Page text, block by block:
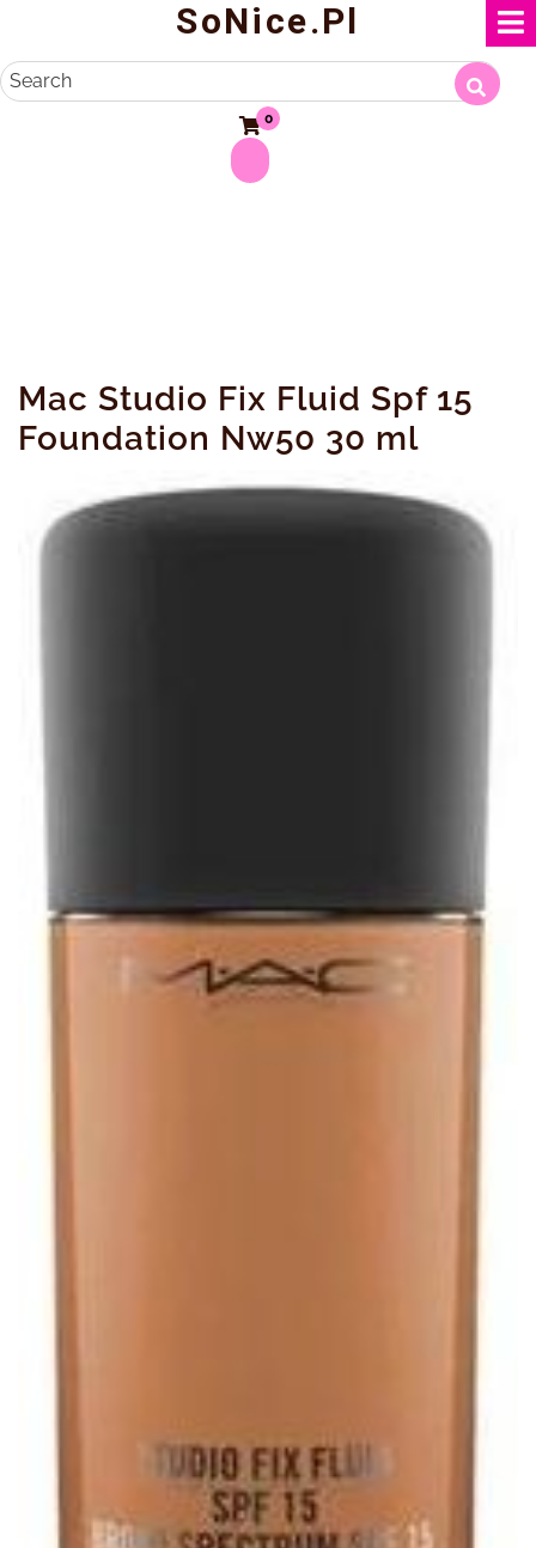
content
SoNice.pl
Search
0
Mac Studio Fix Fluid Spf 15
Foundation Nw50 30 ml